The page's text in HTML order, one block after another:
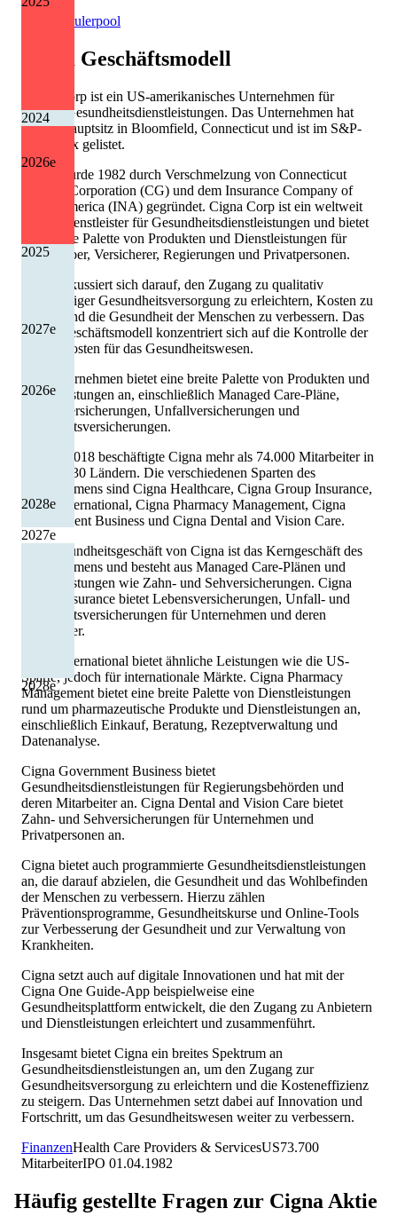
2026e
2027e
2028e
2024
2025
2026e
2027e
2028e
Quelle: Eulerpool
Cigna Geschäftsmodell
Cigna Corp ist ein US-amerikanisches Unternehmen für
globale Gesundheitsdienstleistungen. Das Unternehmen hat
seinen Hauptsitz in Bloomfield, Connecticut und ist im S&P-
500-Index gelistet.
Cigna wurde 1982 durch Verschmelzung von Connecticut
General Corporation (CG) und dem Insurance Company of
North America (INA) gegründet. Cigna Corp ist ein weltweit
tätiger Dienstleister für Gesundheitsdienstleistungen und bietet
eine breite Palette von Produkten und Dienstleistungen für
Arbeitgeber, Versicherer, Regierungen und Privatpersonen.
Cigna fokussiert sich darauf, den Zugang zu qualitativ
hochwertiger Gesundheitsversorgung zu erleichtern, Kosten zu
senken und die Gesundheit der Menschen zu verbessern. Das
Cigna-Geschäftsmodell konzentriert sich auf die Kontrolle der
Gesamtkosten für das Gesundheitswesen.
Das Unternehmen bietet eine breite Palette von Produkten und
Dienstleistungen an, einschließlich Managed Care-Pläne,
Lebensversicherungen, Unfallversicherungen und
Invaliditätsversicherungen.
Im Jahr 2018 beschäftigte Cigna mehr als 74.000 Mitarbeiter in
mehr als 30 Ländern. Die verschiedenen Sparten des
Unternehmens sind Cigna Healthcare, Cigna Group Insurance,
Cigna International, Cigna Pharmacy Management, Cigna
Government Business und Cigna Dental and Vision Care.
Das Gesundheitsgeschäft von Cigna ist das Kerngeschäft des
Unternehmens und besteht aus Managed Care-Plänen und
Zusatzleistungen wie Zahn- und Sehversicherungen. Cigna
Group Insurance bietet Lebensversicherungen, Unfall- und
Invaliditätsversicherungen für Unternehmen und deren
Mitarbeiter.
Cigna International bietet ähnliche Leistungen wie die US-
Sparte, jedoch für internationale Märkte. Cigna Pharmacy
Management bietet eine breite Palette von Dienstleistungen
rund um pharmazeutische Produkte und Dienstleistungen an,
einschließlich Einkauf, Beratung, Rezeptverwaltung und
Datenanalyse.
Cigna Government Business bietet
Gesundheitsdienstleistungen für Regierungsbehörden und
deren Mitarbeiter an. Cigna Dental and Vision Care bietet
Zahn- und Sehversicherungen für Unternehmen und
Privatpersonen an.
Cigna bietet auch programmierte Gesundheitsdienstleistungen
an, die darauf abzielen, die Gesundheit und das Wohlbefinden
der Menschen zu verbessern. Hierzu zählen
Präventionsprogramme, Gesundheitskurse und Online-Tools
zur Verbesserung der Gesundheit und zur Verwaltung von
Krankheiten.
Cigna setzt auch auf digitale Innovationen und hat mit der
Cigna One Guide-App beispielweise eine
Gesundheitsplattform entwickelt, die den Zugang zu Anbietern
und Dienstleistungen erleichtert und zusammenführt.
Insgesamt bietet Cigna ein breites Spektrum an
Gesundheitsdienstleistungen an, um den Zugang zur
Gesundheitsversorgung zu erleichtern und die Kosteneffizienz
zu steigern. Das Unternehmen setzt dabei auf Innovation und
Fortschritt, um das Gesundheitswesen weiter zu verbessern.
FinanzenHealth Care Providers & ServicesUS73.700
MitarbeiterIPO 01.04.1982
Häufig gestellte Fragen zur Cigna Aktie